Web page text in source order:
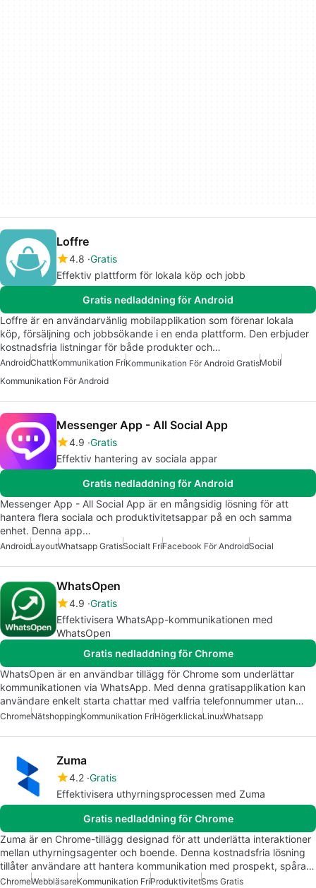
Loffre
4.8 Gratis
Effektiv plattform för lokala köp och jobb
Gratis nedladdning för Android
Loffre är en användarvänlig mobilapplikation som förenar lokala
köp, försäljning och jobbsökande i en enda plattform. Den erbjuder
kostnadsfria listningar för både produkter och…
AndroidChattKommunikation FriKommunikation För Android GratisMobil
Kommunikation För Android
Messenger App - All Social App
4.9 Gratis
Effektiv hantering av sociala appar
Gratis nedladdning för Android
Messenger App - All Social App är en mångsidig lösning för att
hantera flera sociala och produktivitetsappar på en och samma
enhet. Denna app…
AndroidLayoutWhatsapp GratisSocialt FriFacebook För AndroidSocial
WhatsOpen
4.9 Gratis
Effektivisera WhatsApp-kommunikationen med
WhatsOpen
Gratis nedladdning för Chrome
WhatsOpen är en användbar tillägg för Chrome som underlättar
kommunikationen via WhatsApp. Med denna gratisapplikation kan
användare enkelt starta chattar med valfria telefonnummer utan…
ChromeNätshoppingKommunikation FriHögerklickaLinuxWhatsapp
Zuma
4.2 Gratis
Effektivisera uthyrningsprocessen med Zuma
Gratis nedladdning för Chrome
Zuma är en Chrome-tillägg designad för att underlätta interaktioner
mellan uthyrningsagenter och boende. Denna kostnadsfria lösning
tillåter användare att hantera kommunikation med prospekt, spåra…
ChromeWebbläsareKommunikation FriProduktivitetSms Gratis